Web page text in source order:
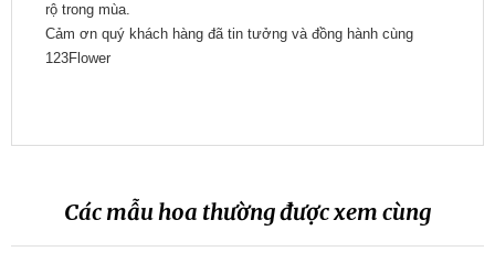
rộ trong mùa.
Cảm ơn quý khách hàng đã tin tưởng và đồng hành cùng
123Flower
Các mẫu hoa thường được xem cùng